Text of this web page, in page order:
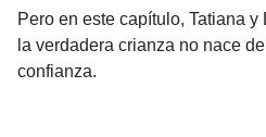
Pero en este capítulo, Tatiana
la verdadera crianza no nace
confianza.